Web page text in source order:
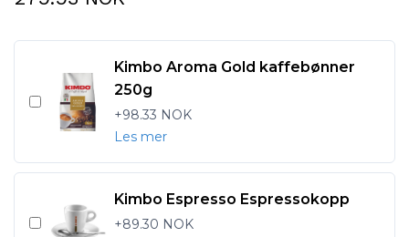
Kimbo Aroma Gold kaffebønner
250g
+98.33 NOK
Les mer
Kimbo Espresso Espressokopp
+89.30 NOK